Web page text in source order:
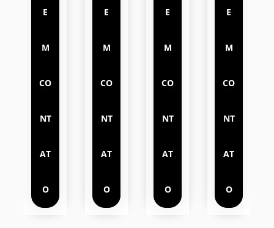
E
M
CO
NT
AT
O
E
M
CO
NT
AT
O
E
M
CO
NT
AT
O
E
M
CO
NT
AT
O